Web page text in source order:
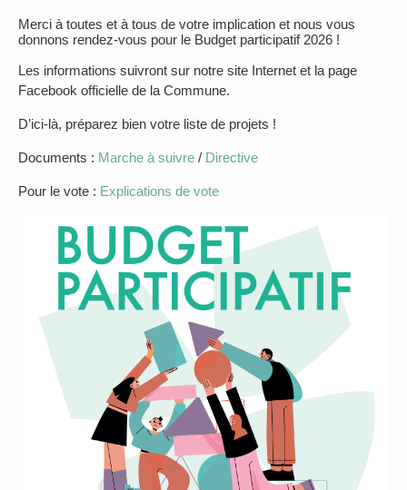
Merci à toutes et à tous de votre implication et nous vous
donnons rendez-vous pour le Budget participatif 2026 !
Les informations suivront sur notre site Internet et la page
Facebook officielle de la Commune.
D’ici-là, préparez bien votre liste de projets !
Documents : Marche à suivre / Directive
Pour le vote : Explications de vote